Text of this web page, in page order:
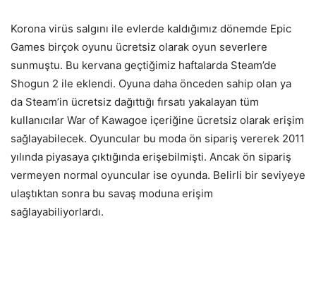
Korona virüs salgını ile evlerde kaldığımız dönemde Epic
Games birçok oyunu ücretsiz olarak oyun severlere
sunmuştu. Bu kervana geçtiğimiz haftalarda Steam’de
Shogun 2 ile eklendi. Oyuna daha önceden sahip olan ya
da Steam’in ücretsiz dağıttığı fırsatı yakalayan tüm
kullanıcılar War of Kawagoe içeriğine ücretsiz olarak erişim
sağlayabilecek. Oyuncular bu moda ön sipariş vererek 2011
yılında piyasaya çıktığında erişebilmişti. Ancak ön sipariş
vermeyen normal oyuncular ise oyunda. Belirli bir seviyeye
ulaştıktan sonra bu savaş moduna erişim
sağlayabiliyorlardı.